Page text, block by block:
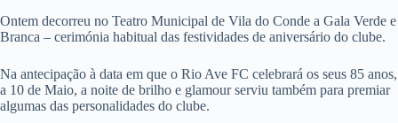
Ontem decorreu no Teatro Municipal de Vila do Conde a Gala Verde e
Branca – cerimónia habitual das festividades de aniversário do clube.
Na antecipação à data em que o Rio Ave FC celebrará os seus 85 anos,
a 10 de Maio, a noite de brilho e glamour serviu também para premiar
algumas das personalidades do clube.